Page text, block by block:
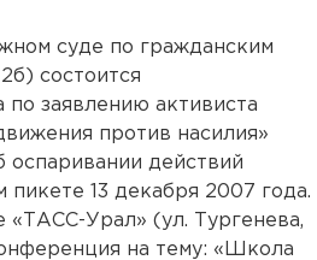
суде по гражданским
состоится
по заявлению активиста
против насилия»
оспаривании действий
пикете 13 декабря 2007 года.
«ТАСС-Урал» (ул. Тургенева,
на тему: «Школа